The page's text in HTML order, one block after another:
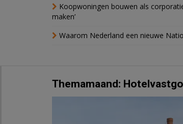
Koopwoningen bouwen als
maken’
Waarom Nederland een nieuwe
Themamaand: